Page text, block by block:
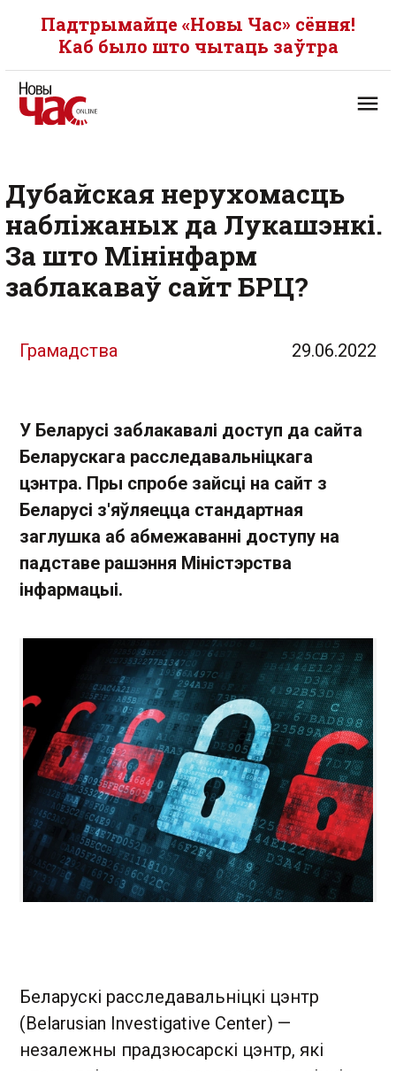
Падтрымайце «Новы Час» сёння!
Каб было што чытаць заўтра
Дубайская нерухомасць
набліжаных да Лукашэнкі.
За што Мінінфарм
заблакаваў сайт БРЦ?
Грамадства 29.06.2022
У Беларусі заблакавалі доступ да сайта
Беларускага расследавальніцкага
цэнтра. Пры спробе зайсці на сайт з
Беларусі з'яўляецца стандартная
заглушка аб абмежаванні доступу на
падставе рашэння Міністэрства
інфармацыі.
Беларускі расследавальніцкі цэнтр
(Belarusian Investigative Center) —
незалежны прадзюсарскі цэнтр, які